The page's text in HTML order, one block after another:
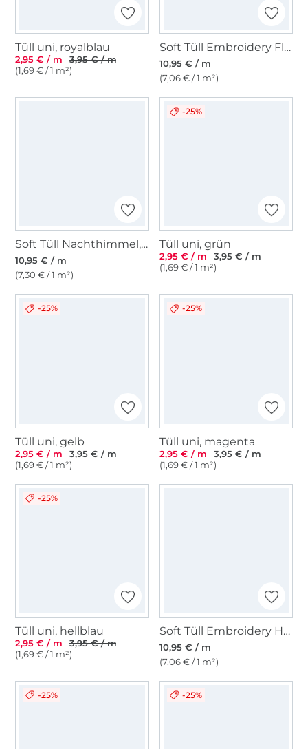
Tüll uni, royalblau
2,95 € / m
3,95 € / m
(1,69 € / 1 m²)
Soft Tüll Embroidery Flowers, weiß
10,95 € / m
(7,06 € / 1 m²)
Soft Tüll Nachthimmel, multicolor
10,95 € / m
(7,30 € / 1 m²)
-25%
Tüll uni, grün
2,95 € / m
3,95 € / m
(1,69 € / 1 m²)
-25%
Tüll uni, gelb
2,95 € / m
3,95 € / m
(1,69 € / 1 m²)
-25%
Tüll uni, magenta
2,95 € / m
3,95 € / m
(1,69 € / 1 m²)
-25%
Tüll uni, hellblau
2,95 € / m
3,95 € / m
(1,69 € / 1 m²)
Soft Tüll Embroidery Hearts, flieder
10,95 € / m
(7,06 € / 1 m²)
-25% -25%